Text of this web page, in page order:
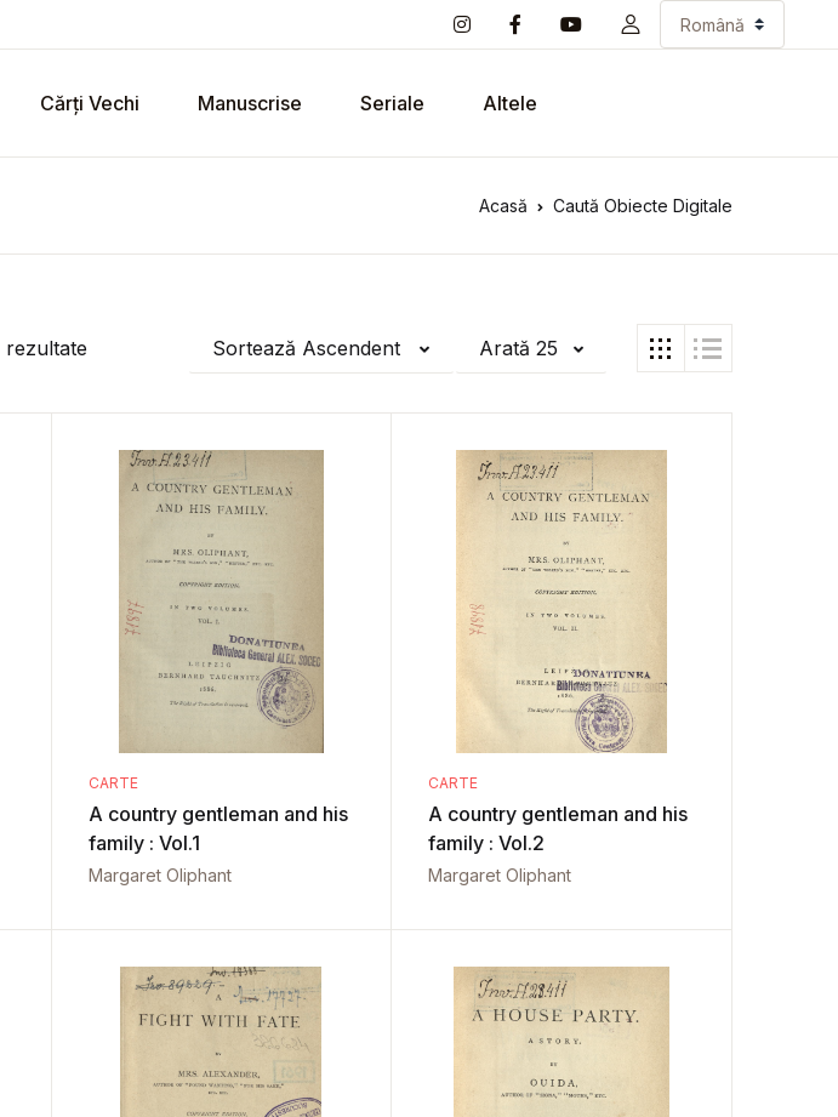
Cărți Vechi Manuscrise Seriale Altele
Acasă Caută Obiecte Digitale
rezultate Sortează Ascendent Arată 25
CARTE
A country gentleman and his
family : Vol.1
Margaret Oliphant
CARTE
A country gentleman and his
family : Vol.2
Margaret Oliphant